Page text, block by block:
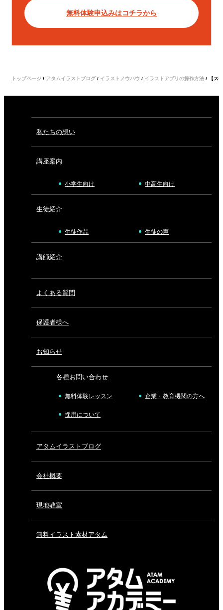
無料体験申込みはコチラから
トップページ / アタムイラストブログ/ イラストノウハウ / イラストアプリの操作方法 / 【ス
私たちの想い
講座案内
小学生向け 中高生向け
生徒紹介
生徒作品 生徒の声
講師紹介
よくある質問
保護者様へ
お知らせ
各種お問い合わせ
無料体験レッスン 企業・教育機関の方へ
採用について
アタムイラストブログ
会社概要
現地教室
無料イラスト素材アタム